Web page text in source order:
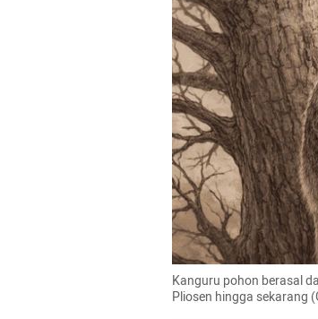
Kanguru pohon berasal
Pliosen hingga sekarang